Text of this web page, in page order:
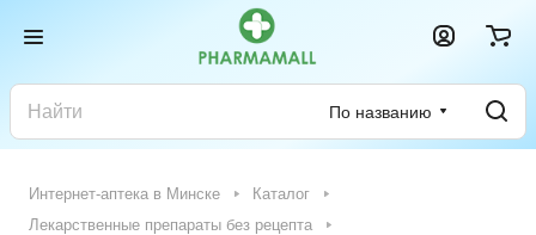
По названию
Интернет-аптека в Минске
Каталог
Лекарственные препараты без рецепта